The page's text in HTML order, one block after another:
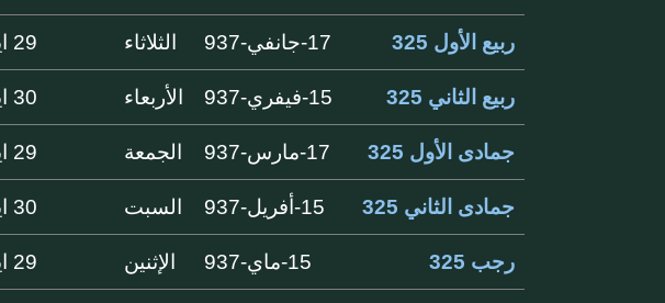
ربيع الأول 325 17-جانفي-937 الثلاثاء 29 ايام
ربيع الثاني 325 15-فيفري-937 الأربعاء 30 ايام
جمادى الأول 325 17-مارس-937 الجمعة 29 ايام
جمادى الثاني 325 15-أفريل-937 السبت 30 ايام
رجب 325 15-ماي-937 الإثنين 29 ايام